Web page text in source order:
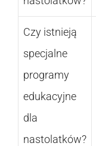
Czy istnieją
specjalne
programy
edukacyjne
dla
nastolatków?